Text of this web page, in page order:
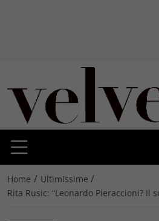
Home / Ultimissime /
Rita Rusic: “Leonardo Pieraccioni? Il